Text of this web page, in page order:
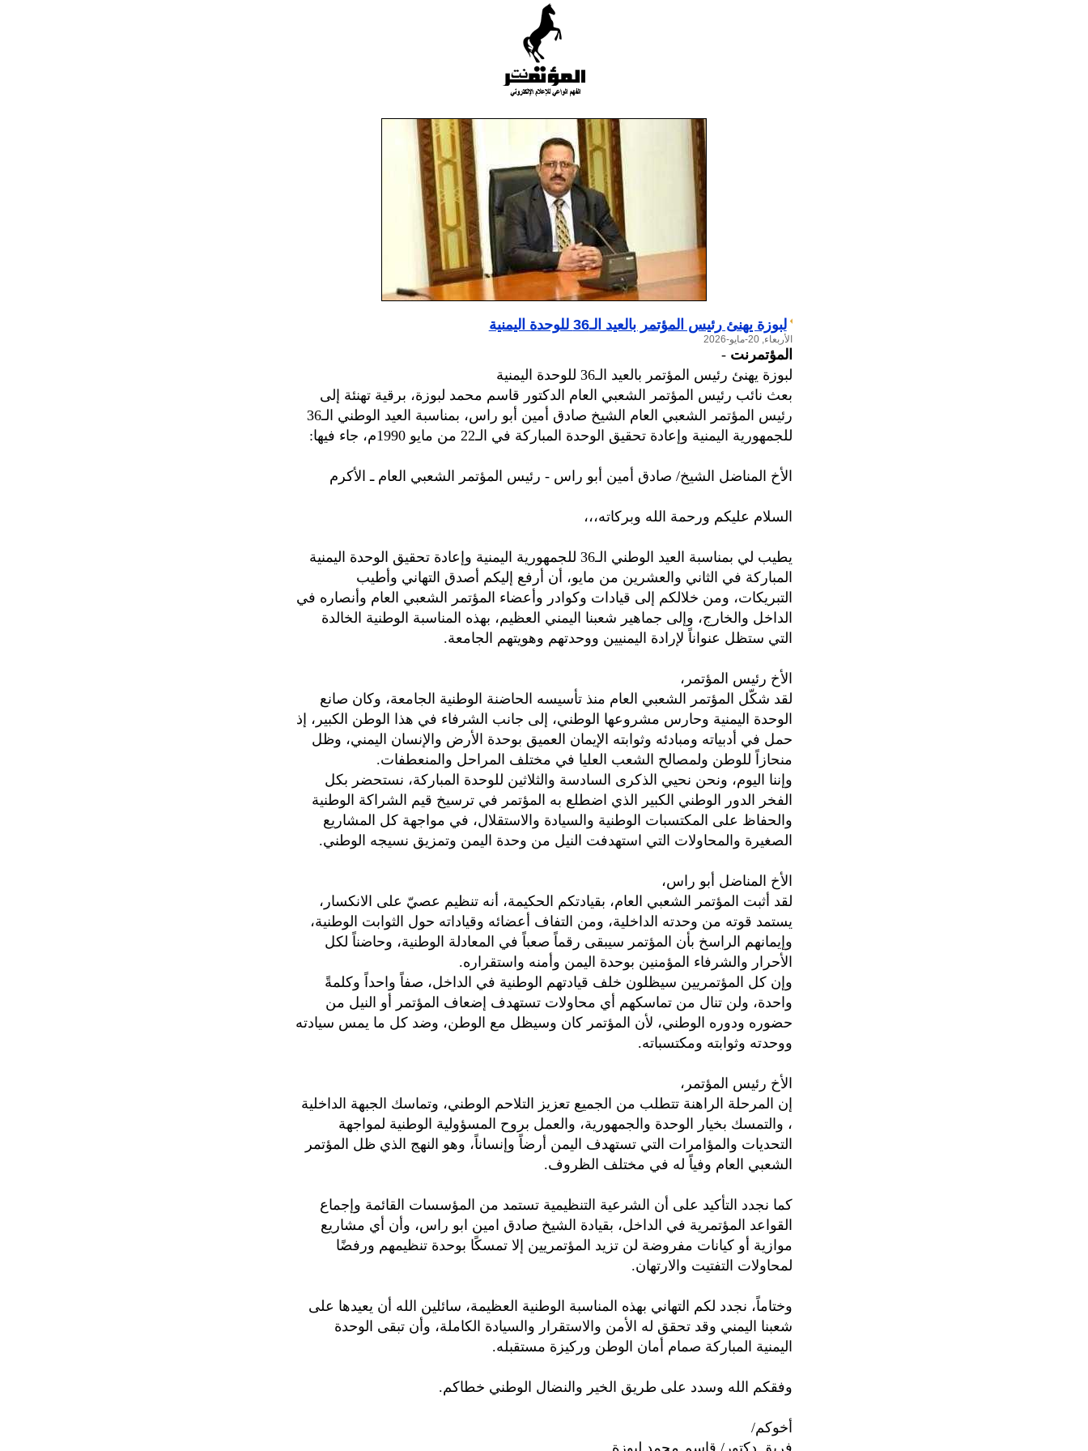
لبوزة يهنئ رئيس المؤتمر بالعيد الـ36 للوحدة اليمنية
الأربعاء, 20-مايو-2026
المؤتمرنت -
لبوزة يهنئ رئيس المؤتمر بالعيد الـ36 للوحدة اليمنية
بعث نائب رئيس المؤتمر الشعبي العام الدكتور قاسم محمد لبوزة، برقية تهنئة إلى
رئيس المؤتمر الشعبي العام الشيخ صادق أمين أبو راس، بمناسبة العيد الوطني الـ36
للجمهورية اليمنية وإعادة تحقيق الوحدة المباركة في الـ22 من مايو 1990م، جاء فيها:
الأخ المناضل الشيخ/ صادق أمين أبو راس - رئيس المؤتمر الشعبي العام ـ الأكرم
السلام عليكم ورحمة الله وبركاته،،،
يطيب لي بمناسبة العيد الوطني الـ36 للجمهورية اليمنية وإعادة تحقيق الوحدة اليمنية
المباركة في الثاني والعشرين من مايو، أن أرفع إليكم أصدق التهاني وأطيب
التبريكات، ومن خلالكم إلى قيادات وكوادر وأعضاء المؤتمر الشعبي العام وأنصاره في
الداخل والخارج، وإلى جماهير شعبنا اليمني العظيم، بهذه المناسبة الوطنية الخالدة
التي ستظل عنواناً لإرادة اليمنيين ووحدتهم وهويتهم الجامعة.
الأخ رئيس المؤتمر،
لقد شكّل المؤتمر الشعبي العام منذ تأسيسه الحاضنة الوطنية الجامعة، وكان صانع
الوحدة اليمنية وحارس مشروعها الوطني، إلى جانب الشرفاء في هذا الوطن الكبير، إذ
حمل في أدبياته ومبادئه وثوابته الإيمان العميق بوحدة الأرض والإنسان اليمني، وظل
منحازاً للوطن ولمصالح الشعب العليا في مختلف المراحل والمنعطفات.
وإننا اليوم، ونحن نحيي الذكرى السادسة والثلاثين للوحدة المباركة، نستحضر بكل
الفخر الدور الوطني الكبير الذي اضطلع به المؤتمر في ترسيخ قيم الشراكة الوطنية
والحفاظ على المكتسبات الوطنية والسيادة والاستقلال، في مواجهة كل المشاريع
الصغيرة والمحاولات التي استهدفت النيل من وحدة اليمن وتمزيق نسيجه الوطني.
الأخ المناضل أبو راس،
لقد أثبت المؤتمر الشعبي العام، بقيادتكم الحكيمة، أنه تنظيم عصيّ على الانكسار،
يستمد قوته من وحدته الداخلية، ومن التفاف أعضائه وقياداته حول الثوابت الوطنية،
وإيمانهم الراسخ بأن المؤتمر سيبقى رقماً صعباً في المعادلة الوطنية، وحاضناً لكل
الأحرار والشرفاء المؤمنين بوحدة اليمن وأمنه واستقراره.
وإن كل المؤتمريين سيظلون خلف قيادتهم الوطنية في الداخل، صفاً واحداً وكلمةً
واحدة، ولن تنال من تماسكهم أي محاولات تستهدف إضعاف المؤتمر أو النيل من
حضوره ودوره الوطني، لأن المؤتمر كان وسيظل مع الوطن، وضد كل ما يمس سيادته
ووحدته وثوابته ومكتسباته.
الأخ رئيس المؤتمر،
إن المرحلة الراهنة تتطلب من الجميع تعزيز التلاحم الوطني، وتماسك الجبهة الداخلية
، والتمسك بخيار الوحدة والجمهورية، والعمل بروح المسؤولية الوطنية لمواجهة
التحديات والمؤامرات التي تستهدف اليمن أرضاً وإنساناً، وهو النهج الذي ظل المؤتمر
الشعبي العام وفياً له في مختلف الظروف.
كما نجدد التأكيد على أن الشرعية التنظيمية تستمد من المؤسسات القائمة وإجماع
القواعد المؤتمرية في الداخل، بقيادة الشيخ صادق امين ابو راس، وأن أي مشاريع
موازية أو كيانات مفروضة لن تزيد المؤتمريين إلا تمسكًا بوحدة تنظيمهم ورفضًا
لمحاولات التفتيت والارتهان.
وختاماً، نجدد لكم التهاني بهذه المناسبة الوطنية العظيمة، سائلين الله أن يعيدها على
شعبنا اليمني وقد تحقق له الأمن والاستقرار والسيادة الكاملة، وأن تبقى الوحدة
اليمنية المباركة صمام أمان الوطن وركيزة مستقبله.
وفقكم الله وسدد على طريق الخير والنضال الوطني خطاكم.
أخوكم/
فريق دكتور/ قاسم محمد لبوزة